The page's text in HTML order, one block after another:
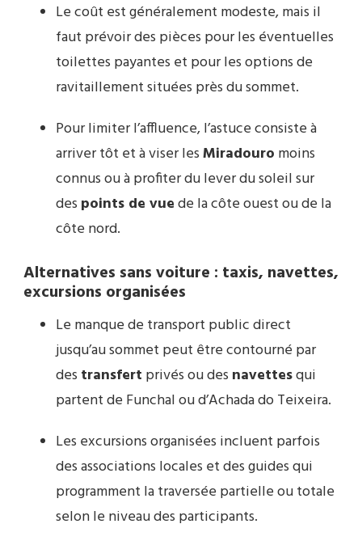
Le coût est généralement modeste, mais il
faut prévoir des pièces pour les éventuelles
toilettes payantes et pour les options de
ravitaillement situées près du sommet.
Pour limiter l’affluence, l’astuce consiste à
arriver tôt et à viser lesMiradouro moins
connus ou à profiter du lever du soleil sur
des points de vuede la côte ouest ou de la
côte nord.
Alternatives sans voiture : taxis, navettes,
excursions organisées
Le manque de transport public direct
jusqu’au sommet peut être contourné par
des transfert privés ou des navettesqui
partent de Funchal ou d’Achada do Teixeira.
Les excursions organisées incluent parfois
des associations locales et des guides qui
programment la traversée partielle ou totale
selon le niveau des participants.